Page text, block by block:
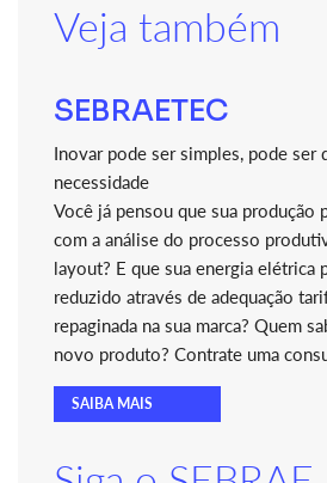
Veja também
SEBRAETEC
Inovar pode ser simples, pode ser
necessidade
Você já pensou que sua produção
com a análise do processo
layout? E que sua energia elétrica
reduzido através de adequação
repaginada na sua marca? Quem
novo produto? Contrate uma
SAIBA MAIS